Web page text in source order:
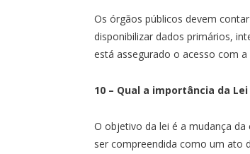
Os órgãos públicos devem
disponibilizar dados primários,
está assegurado o acesso com
10 – Qual a importância da
O objetivo da lei é a mudança
ser compreendida como um ato